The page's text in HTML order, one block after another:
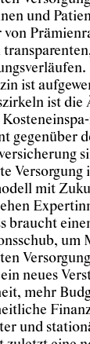
und
ist
ist die
gegenüber
Versorgung
mit
braucht
um
neues
mehr
und